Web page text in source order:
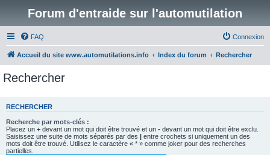
Forum d'entraide sur l'automutilation
FAQ Connexion
Accueil du site www.automutilations.info Index du forum Rechercher
Rechercher
RECHERCHER
Recherche par mots-clés :
Placez un + devant un mot qui doit être trouvé et un - devant un mot qui doit être exclu.
Saisissez une suite de mots séparés par des | entre crochets si uniquement un des
mots doit être trouvé. Utilisez le caractère « * » comme joker pour des recherches
partielles.